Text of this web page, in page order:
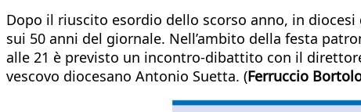
Dopo il riuscito esordio dello scorso anno, in
sui 50 anni del giornale. Nell’ambito della festa
alle 21 è previsto un incontro-dibattito con il
vescovo diocesano Antonio Suetta. (Ferruccio